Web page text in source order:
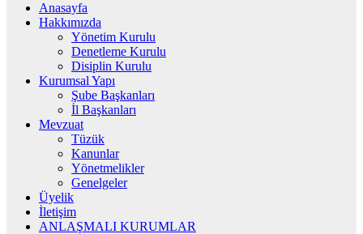
Anasayfa
Hakkımızda
Yönetim Kurulu
Denetleme Kurulu
Disiplin Kurulu
Kurumsal Yapı
Şube Başkanları
İl Başkanları
Mevzuat
Tüzük
Kanunlar
Yönetmelikler
Genelgeler
Üyelik
İletişim
ANLAŞMALI KURUMLAR